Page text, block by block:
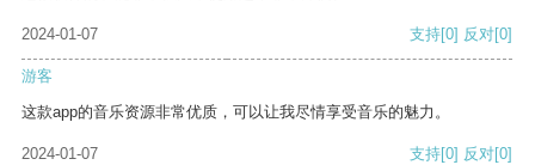
2024-01-07 支持[0] 反对[0]
游客
这款app的音乐资源非常优质，可以让我尽情享受音乐的魅力。
2024-01-07 支持[0] 反对[0]